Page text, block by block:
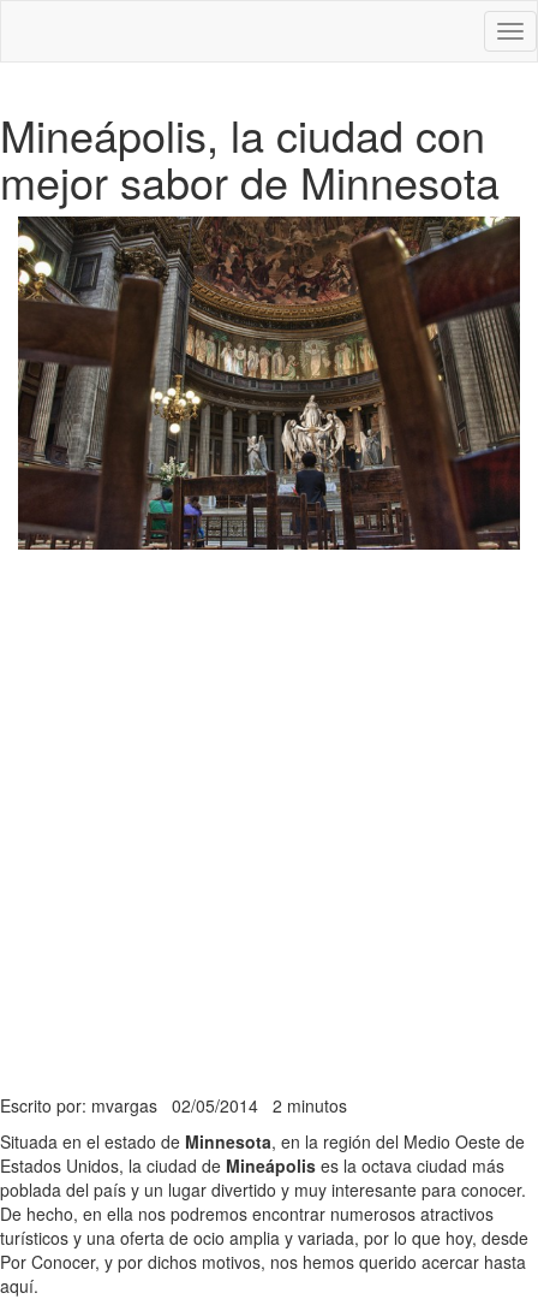
Mineápolis, la ciudad con
mejor sabor de Minnesota
Escrito por: mvargas 02/05/2014 2 minutos
Situada en el estado de Minnesota, en la región del Medio Oeste de
Estados Unidos, la ciudad de Mineápolis es la octava ciudad más
poblada del país y un lugar divertido y muy interesante para conocer.
De hecho, en ella nos podremos encontrar numerosos atractivos
turísticos y una oferta de ocio amplia y variada, por lo que hoy, desde
Por Conocer, y por dichos motivos, nos hemos querido acercar hasta
aquí.